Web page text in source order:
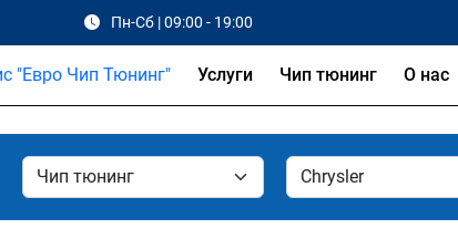
Пн-Сб | 09:00 - 19:00
Услуги Чип тюнинг О нас